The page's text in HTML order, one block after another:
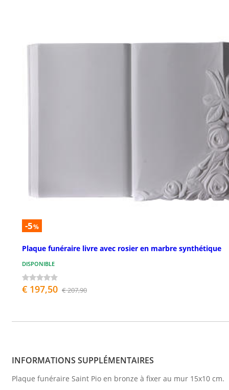
-5%
Plaque funéraire livre avec rosier en marbre synthétique
DISPONIBLE
€ 197,50 € 207,90
INFORMATIONS SUPPLÉMENTAIRES
Plaque funéraire Saint Pio en bronze à fixer au mur 15x10 cm.